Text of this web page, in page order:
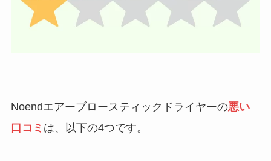
Noendエアーブロースティックドライヤーの悪い
口コミ は、以下の4つです。